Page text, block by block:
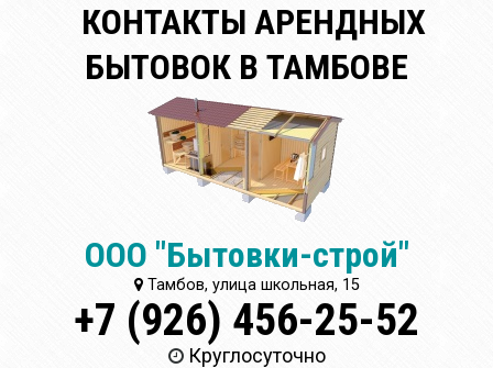
КОНТАКТЫ АРЕНДНЫХ
БЫТОВОК В ТАМБОВЕ
ООО "Бытовки-строй"
Тамбов, улица школьная, 15
+7 (926) 456-25-52
Круглосуточно